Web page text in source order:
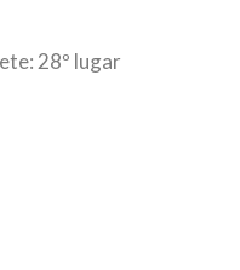
28º lugar